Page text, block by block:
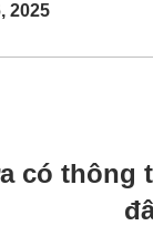
2025
có thông